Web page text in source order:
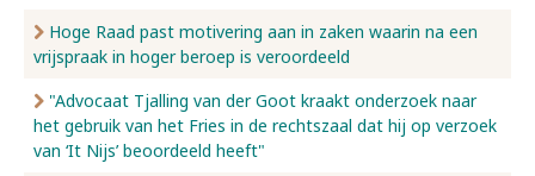
Hoge Raad past motivering aan in zaken waarin na een
vrijspraak in hoger beroep is veroordeeld
"Advocaat Tjalling van der Goot kraakt onderzoek naar
het gebruik van het Fries in de rechtszaal dat hij op verzoek
van ‘It Nijs’ beoordeeld heeft"